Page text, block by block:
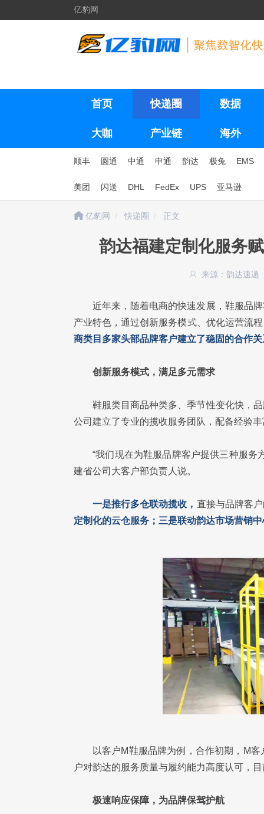
亿豹网
首页 快递圈 数据
大咖 产业链 海外
顺丰 圆通 中通 申通 韵达 极兔 EMS
美团 闪送 DHL FedEx UPS 亚马逊
亿豹网 快递圈 正文
韵达福建定制化服务
来源：韵达速递
近年来，随着电商的快速发展，鞋服品
产业特色，通过创新服务模式、优化运营流
商类目多家头部品牌客户建立了稳固的合作
创新服务模式，满足多元需求
鞋服类目商品种类多、季节性变化快，
公司建立了专业的揽收服务团队，配备经验
“我们现在为鞋服品牌客户提供三种服务
建省公司大客户部负责人说。
一是推行多仓联动揽收， 直接与品牌客
定制化的云仓服务；三是联动韵达市场营销
以客户M鞋服品牌为例，合作初期，M
户对韵达的服务质量与履约能力高度认可，
极速响应保障，为品牌保驾护航